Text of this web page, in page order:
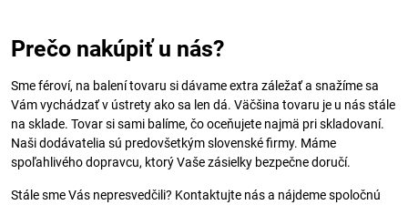
Prečo nakúpiť u nás?
Sme féroví, na balení tovaru si dávame extra záležať a snažíme sa
Vám vychádzať v ústrety ako sa len dá. Väčšina tovaru je u nás stále
na sklade. Tovar si sami balíme, čo oceňujete najmä pri skladovaní.
Naši dodávatelia sú predovšetkým slovenské firmy. Máme
spoľahlivého dopravcu, ktorý Vaše zásielky bezpečne doručí.
Stále sme Vás nepresvedčili? Kontaktujte nás a nájdeme spoločnú